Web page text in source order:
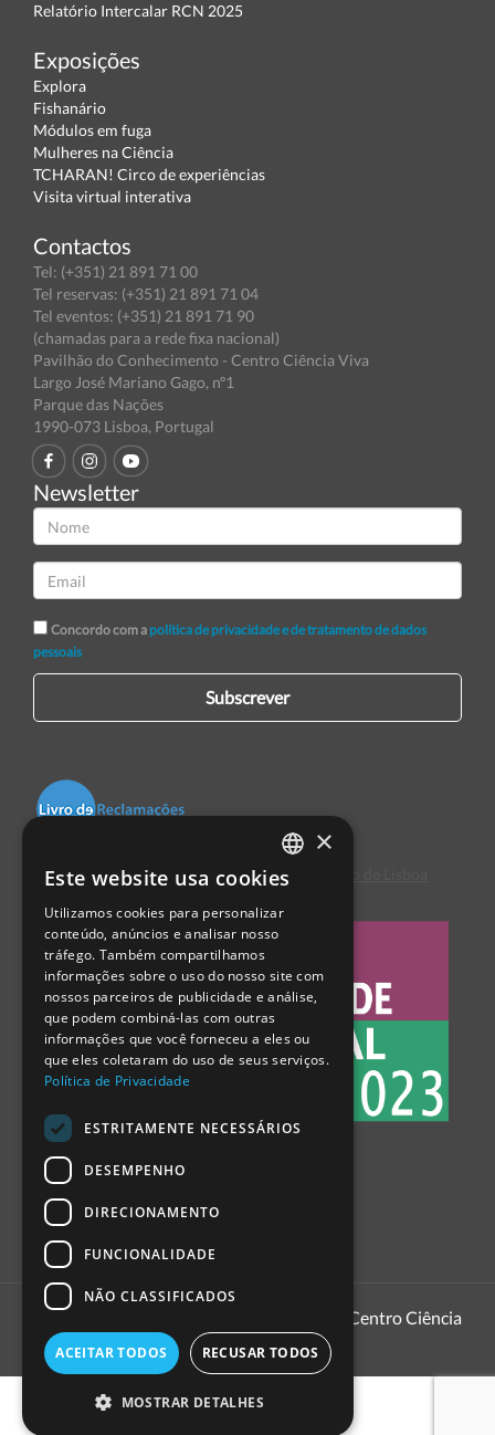
Relatório Intercalar RCN 2025
Exposições
Explora
Fishanário
Módulos em fuga
Mulheres na Ciência
TCHARAN! Circo de experiências
Visita virtual interativa
Contactos
Tel: (+351) 21 891 71 00
Tel reservas: (+351) 21 891 71 04
Tel eventos: (+351) 21 891 71 90
(chamadas para a rede fixa nacional)
Pavilhão do Conhecimento - Centro Ciência Viva
Largo José Mariano Gago, nº1
Parque das Nações
1990-073 Lisboa, Portugal
Newsletter
Concordo com a política de privacidade e de tratamento de dados
pessoais
Subscrever
Centro de Arbitragem de Conflitos de Consumo de Lisboa
1999 - 2026
Pavilhão do Conhecimento | Centro Ciência
PORTUGUESE
ENGLISH
SPANISH
×
Este website usa cookies
Utilizamos cookies para personalizar
conteúdo, anúncios e analisar nosso
tráfego. Também compartilhamos
informações sobre o uso do nosso site com
nossos parceiros de publicidade e análise,
que podem combiná-las com outras
informações que você forneceu a eles ou
que eles coletaram do uso de seus serviços.
Política de Privacidade
ESTRITAMENTE NECESSÁRIOS
DESEMPENHO
DIRECIONAMENTO
FUNCIONALIDADE
NÃO CLASSIFICADOS
ACEITAR TODOS RECUSAR TODOS
MOSTRAR DETALHES